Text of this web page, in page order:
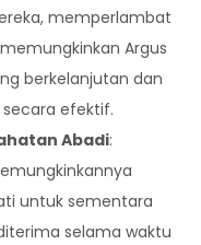
memperlambat
Argus
berkelanjutan dan
efektif.
Abadi:
untuk sementara
selama waktu